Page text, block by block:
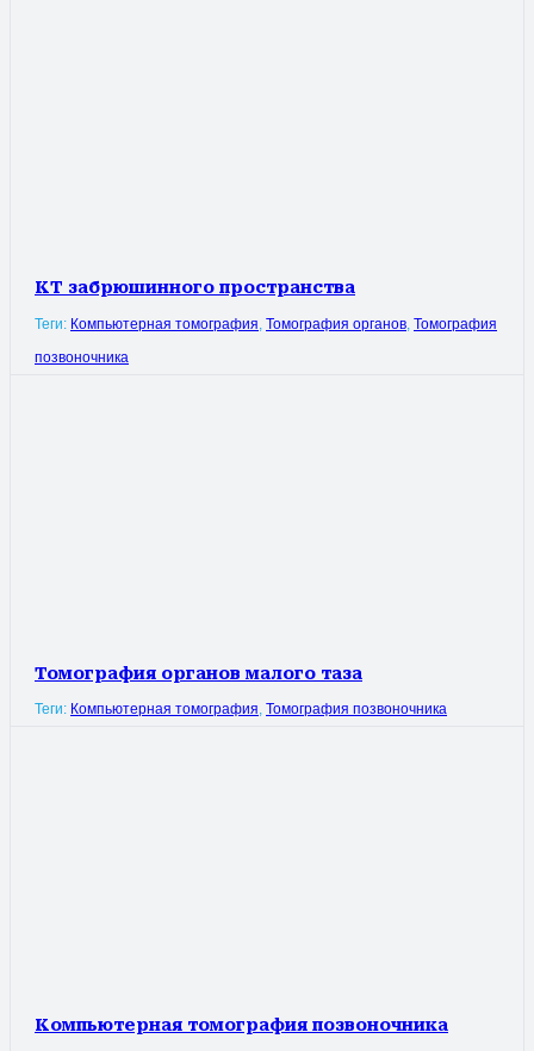
КТ забрюшинного пространства
Теги: Компьютерная томография, Томография органов, Томография
позвоночника
Томография органов малого таза
Теги: Компьютерная томография, Томография позвоночника
Компьютерная томография позвоночника